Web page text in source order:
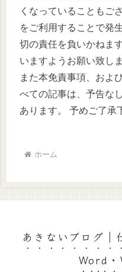
くなっていることもご
をご利用することで発
切の責任を負いかねま
いますようお願い致しま
また本免責事項、およ
べての記事は、予告な
あります。 予めご了承
ホーム
あきないブログ｜
Word・